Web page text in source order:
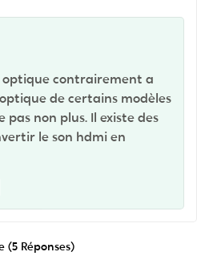
optique contrairement a
de certains modèles
pas non plus. Il existe des
le son hdmi en
(5 Réponses)